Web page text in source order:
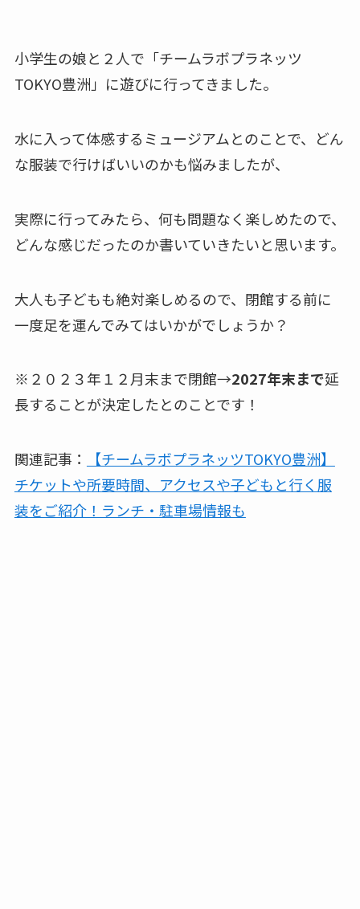
小学生の娘と２人で「チームラボプラネッツ
TOKYO豊洲」に遊びに行ってきました。
水に入って体感するミュージアムとのことで、どん
な服装で行けばいいのかも悩みましたが、
実際に行ってみたら、何も問題なく楽しめたので、
どんな感じだったのか書いていきたいと思います。
大人も子どもも絶対楽しめるので、閉館する前に
一度足を運んでみてはいかがでしょうか？
※２０２３年１２月末まで閉館→2027年末まで延
長することが決定したとのことです！
関連記事：
【チームラボプラネッツTOKYO豊洲】
チケットや所要時間、アクセスや子どもと行く服
装をご紹介！ランチ・駐車場情報も